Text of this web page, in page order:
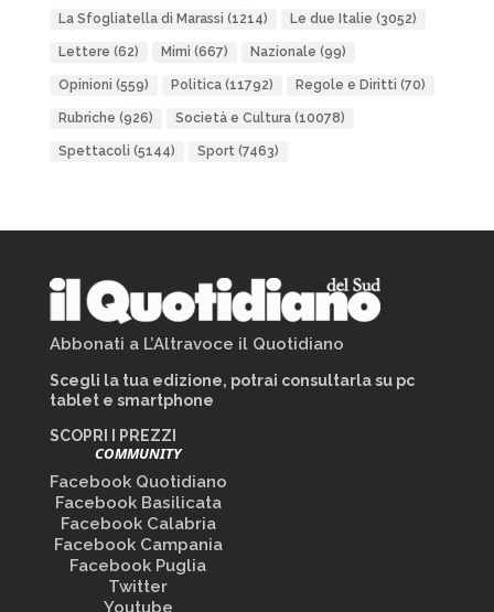
La Sfogliatella di Marassi (1214) Le due Italie (3052)
Lettere (62) Mimì (667) Nazionale (99)
Opinioni (559) Politica(11792) Regole e Diritti (70)
Rubriche (926) Società e Cultura(10078)
Spettacoli (5144) Sport(7463)
Abbonati a L’Altravoce il Quotidiano
Scegli la tua edizione, potrai consultarla su pc
tablet e smartphone
SCOPRI I PREZZI
COMMUNITY
Facebook Quotidiano
Facebook Basilicata
Facebook Calabria
Facebook Campania
Facebook Puglia
Twitter
Youtube